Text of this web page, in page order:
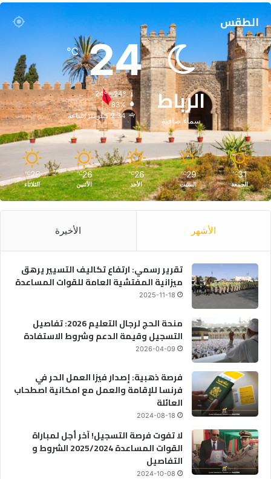
الطقس
الرباط
سماء صافية
24
℃
24º - 24º
83%
2.34 كيلومتر/ساعة
31
℃
الجمعة
29
℃
السبت
26
℃
الأحد
26
℃
الأثنين
26
℃
الثلاثاء
الأشهر الأخيرة
تقرير رسمي: ارتفاع تكاليف التسيير يرهق
ميزانية المفتشية العامة للقوات المساعدة
2025-11-18
منحة الحج لرجال التعليم 2026: تفاصيل
التسجيل وقيمة الدعم وشروط الاستفادة
2026-04-09
فرصة ذهبية: إصدار فيزا العمل الحر في
فرنسا للإقامة والعمل مع امكانية اصطحاب
العائلة
2024-08-18
لا تفوت فرصة التسجيل! آخر أجل لمباراة
القوات المساعدة 2025/2024 الشروط و
التفاصيل
2024-10-08